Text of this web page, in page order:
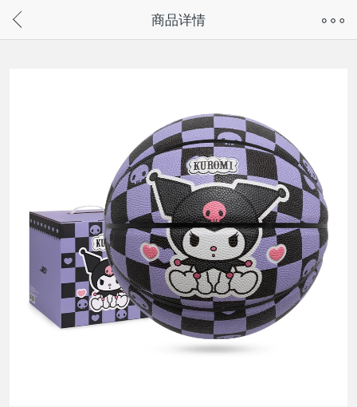
请通过微信或支付宝搜“奇兔客小程序”访问
商品详情